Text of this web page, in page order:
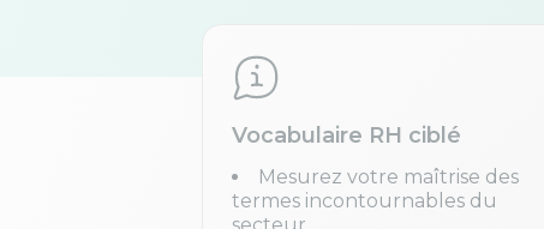
Vocabulaire RH ciblé
Mesurez votre maîtrise des
termes incontournables du